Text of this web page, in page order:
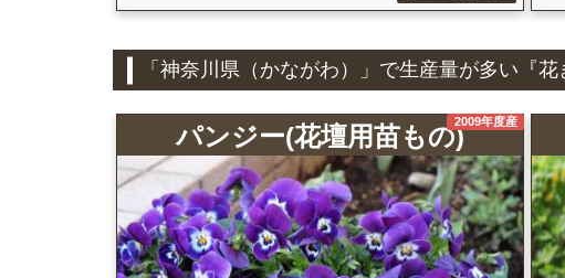
「神奈川県（かながわ）」で生産量が多い『花
2009年度産
パンジー(花壇用苗もの)